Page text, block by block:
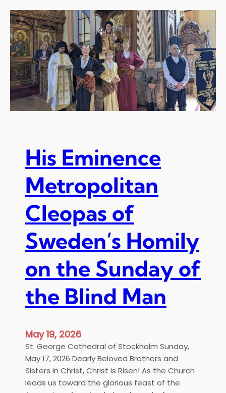
ο
υ
Σ
τ
ο
κ
χ
μ
η
|
Α
ρ
χ
ε
ρ
α
τ
ι
κ
Σ
υ
λ
λ
ε
i
t
o
f
E
c
c
i
a
s
t
c
l
T
e
l
e
v
i
o
n
S
t
His Eminence
Metropolitan
Cleopas of
Sweden’s Homily
on the Sunday of
the Blind Man
May 19, 2026
St. George Cathedral of Stockholm Sunday,
May 17, 2026 Dearly Beloved Brothers and
Sisters in Christ, Christ is Risen! As the Church
leads us toward the glorious feast of the